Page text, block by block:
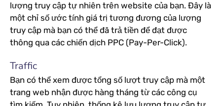
lượng truy cập tự nhiên trên website của bạn. Đây là
một chỉ số ước tính giá trị tương đương của lượng
truy cập mà bạn có thể đã trả tiền để đạt được
thông qua các chiến dịch PPC (Pay-Per-Click).
Traffic
Bạn có thể xem được tổng số lượt truy cập mà một
trang web nhận được hàng tháng từ các công cụ